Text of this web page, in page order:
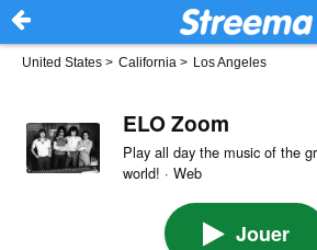
United States > California > Los Angeles
ELO Zoom
Play all day the music of the
world! · Web
Jouer